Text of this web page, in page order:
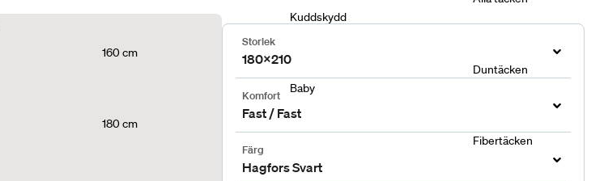
160 cm
180 cm
Kuddskydd
Baby
Duntäcken
Fibertäcken
Storlek
180x210
Komfort
Fast / Fast
Färg
Hagfors Svart